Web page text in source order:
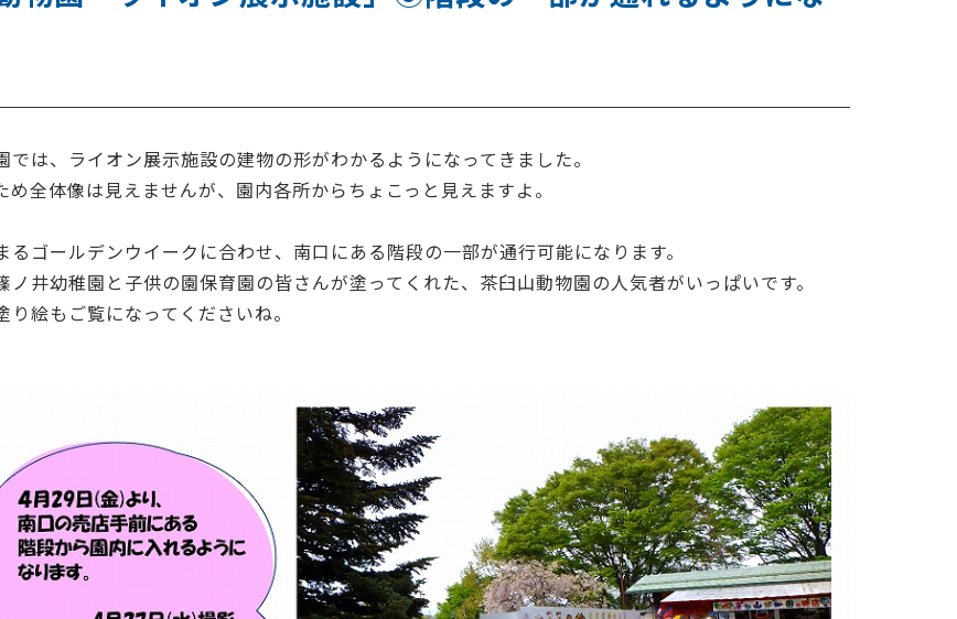
では、ライオン展示施設の建物の形がわかるようになってきました。
め全体像は見えませんが、園内各所からちょこっと見えますよ。
るゴールデンウイークに合わせ、南口にある階段の一部が通行可能になります。
ノ井幼稚園と子供の園保育園の皆さんが塗ってくれた、茶臼山動物園の人気者がいっぱいです。
り絵もご覧になってくださいね。